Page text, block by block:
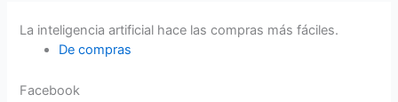
La inteligencia artificial hace las compras más fáciles.
De compras
Facebook